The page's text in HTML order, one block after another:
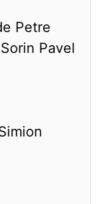
Petre
Pavel